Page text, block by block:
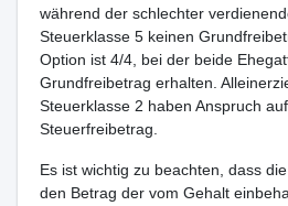
während der schlechter
Steuerklasse 5 keinen
Option ist 4/4, bei der beide
Grundfreibetrag erhalten.
Steuerklasse 2 haben Anspruch
Steuerfreibetrag.
Es ist wichtig zu beachten, dass
den Betrag der vom Gehalt